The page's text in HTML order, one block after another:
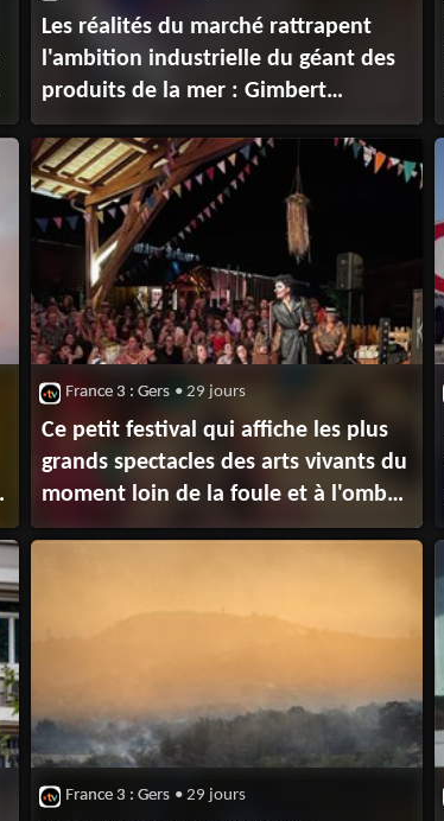
Les réalités du marché rattrapent
l'ambition industrielle du géant des
produits de la mer : Gimbert
Surgelés en procédure
de sauvegarde
France 3 : Gers • 29 jours
Ce petit festival qui affiche les plus
grands spectacles des arts vivants du
moment loin de la foule et à l'ombre
des arbres
France 3 : Gers • 29 jours